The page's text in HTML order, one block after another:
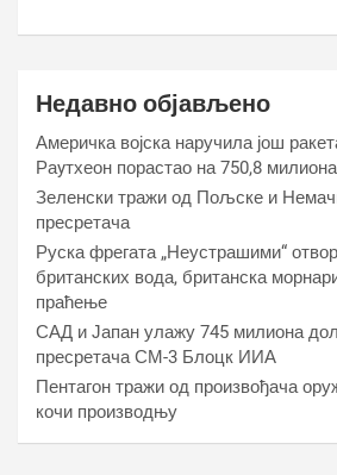
Недавно објављено
Америчка војска наручила још
Раyтхеон порастао на 750,8
Зеленски тражи од Пољске и
пресретача
Руска фрегата „Неустрашими“
британских вода, британска
праћење
САД и Јапан улажу 745 милиона
пресретача СМ-3 Блоцк ИИА
Пентагон тражи од произвођача
кочи производњу